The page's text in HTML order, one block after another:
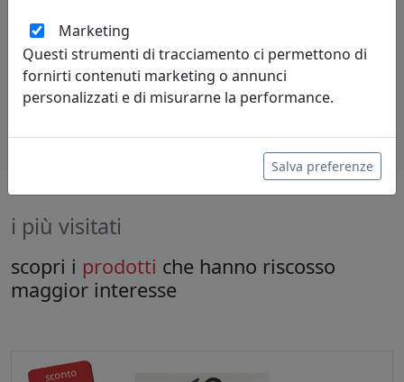
i più visitati
scopri i prodotti che hanno riscosso
maggior interesse
sconto
Marketing
Questi strumenti di tracciamento ci permettono di
fornirti contenuti marketing o annunci
personalizzati e di misurarne la performance.
Salva preferenze